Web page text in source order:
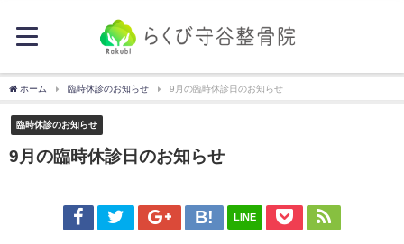
ホーム 臨時休診のお知らせ 9月の臨時休診日のお知らせ
臨時休診のお知らせ
9月の臨時休診日のお知らせ
LINE